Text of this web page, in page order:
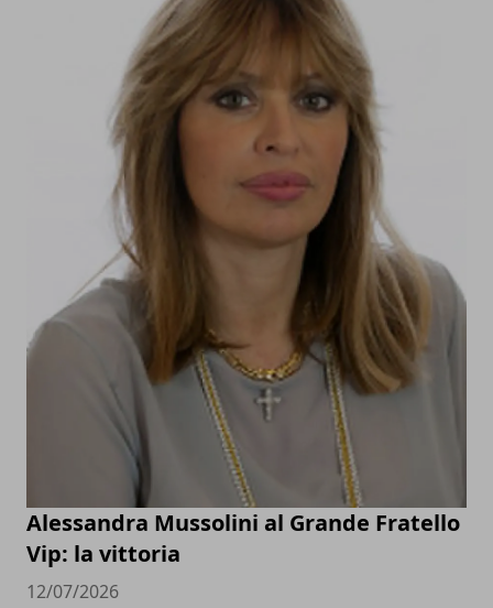
Alessandra Mussolini al Grande Fratello
Vip: la vittoria
12/07/2026